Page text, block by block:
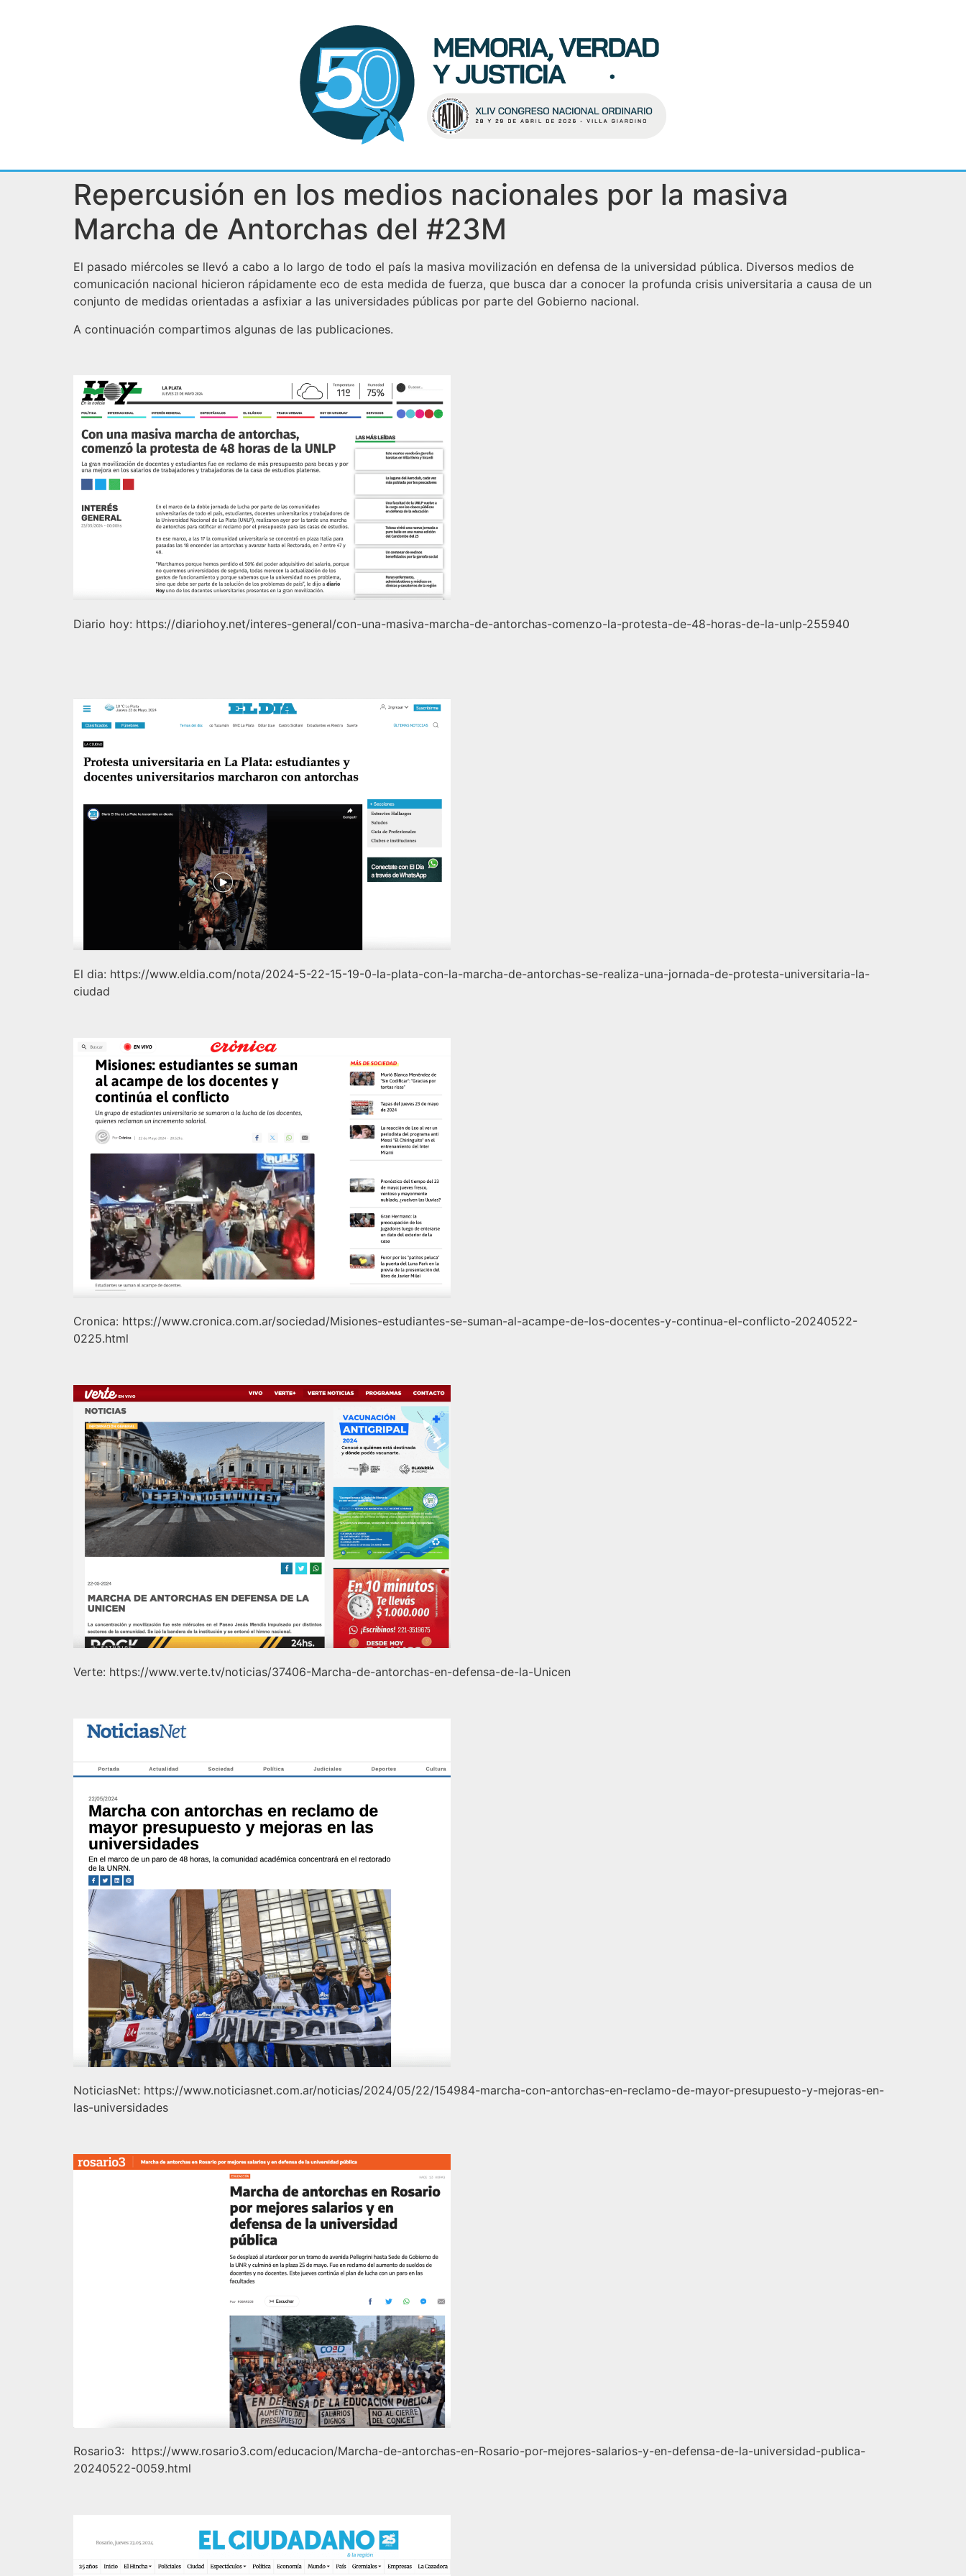
Repercusión en los medios nacionales por la masiva
Marcha de Antorchas del #23M
El pasado miércoles se llevó a cabo a lo largo de todo el país la masiva movilización en defensa de la universidad pública. Diversos medios de
comunicación nacional hicieron rápidamente eco de esta medida de fuerza, que busca dar a conocer la profunda crisis universitaria a causa de un
conjunto de medidas orientadas a asfixiar a las universidades públicas por parte del Gobierno nacional.
A continuación compartimos algunas de las publicaciones.
Diario hoy: https://diariohoy.net/interes-general/con-una-masiva-marcha-de-antorchas-comenzo-la-protesta-de-48-horas-de-la-unlp-255940
El dia: https://www.eldia.com/nota/2024-5-22-15-19-0-la-plata-con-la-marcha-de-antorchas-se-realiza-una-jornada-de-protesta-universitaria-la-
ciudad
Cronica: https://www.cronica.com.ar/sociedad/Misiones-estudiantes-se-suman-al-acampe-de-los-docentes-y-continua-el-conflicto-20240522-
0225.html
Verte: https://www.verte.tv/noticias/37406-Marcha-de-antorchas-en-defensa-de-la-Unicen
NoticiasNet: https://www.noticiasnet.com.ar/noticias/2024/05/22/154984-marcha-con-antorchas-en-reclamo-de-mayor-presupuesto-y-mejoras-en-
las-universidades
Rosario3: https://www.rosario3.com/educacion/Marcha-de-antorchas-en-Rosario-por-mejores-salarios-y-en-defensa-de-la-universidad-publica-
20240522-0059.html